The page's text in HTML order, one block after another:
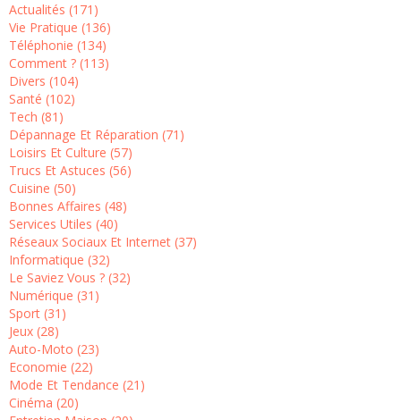
Actualités (171)
Vie Pratique (136)
Téléphonie (134)
Comment ? (113)
Divers (104)
Santé (102)
Tech (81)
Dépannage Et Réparation (71)
Loisirs Et Culture (57)
Trucs Et Astuces (56)
Cuisine (50)
Bonnes Affaires (48)
Services Utiles (40)
Réseaux Sociaux Et Internet (37)
Informatique (32)
Le Saviez Vous ? (32)
Numérique (31)
Sport (31)
Jeux (28)
Auto-Moto (23)
Economie (22)
Mode Et Tendance (21)
Cinéma (20)